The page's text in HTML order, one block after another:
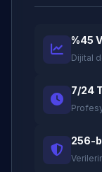
%45
Dijital
7/24
256-